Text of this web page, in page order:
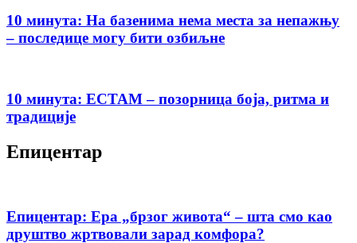
10 минута: На базенима нема места за непажњу
– последице могу бити озбиљне
10 минута: ЕСТАМ – позорница боја, ритма и
традиције
Епицентар
Епицентар: Ера „брзог живота“ – шта смо као
друштво жртвовали зарад комфора?